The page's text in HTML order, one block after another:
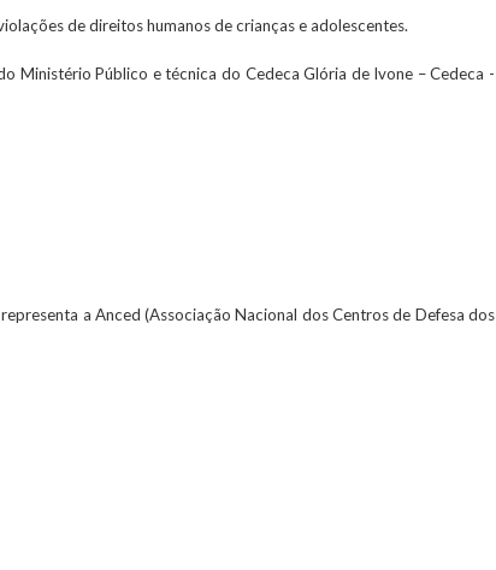
de direitos humanos de crianças e adolescentes.
Ministério Público e técnica do Cedeca Glória de Ivone – Cedeca -
a Anced (Associação Nacional dos Centros de Defesa dos